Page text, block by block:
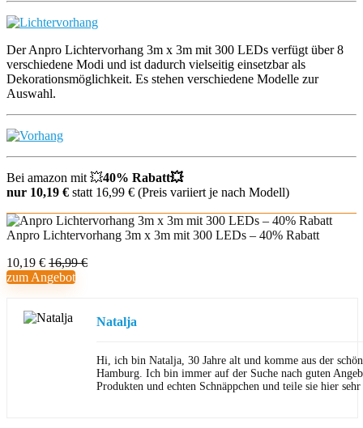
Der Anpro Lichtervorhang 3m x 3m mit 300 LEDs verfügt über 8
verschiedene Modi und ist dadurch vielseitig einsetzbar als
Dekorationsmöglichkeit. Es stehen verschiedene Modelle zur
Auswahl.
Bei amazon mit 💥40% Rabatt💥
nur 10,19 € statt 16,99 € (Preis variiert je nach Modell)
Anpro Lichtervorhang 3m x 3m mit 300 LEDs – 40% Rabatt
10,19 € 16,99 €
zum Angebot
Natalja
Hi, ich bin Natalja, 30 Jahre alt und komme aus der
Hamburg. Ich bin immer auf der Suche nach guten
Produkten und echten Schnäppchen und teile sie hier